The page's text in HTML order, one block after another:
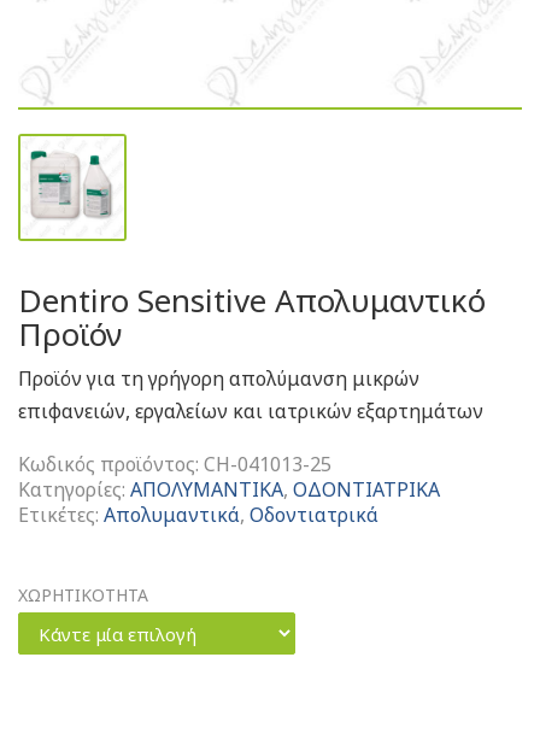
Dentiro Sensitive Απολυμαντικό
Προϊόν
Προϊόν για τη γρήγορη απολύμανση μικρών
επιφανειών, εργαλείων και ιατρικών εξαρτημάτων
Κωδικός προϊόντος: CH-041013-25
Κατηγορίες: ΑΠΟΛΥΜΑΝΤΙΚΑ, ΟΔΟΝΤΙΑΤΡΙΚΑ
Ετικέτες: Απολυμαντικά, Οδοντιατρικά
ΧΩΡΗΤΙΚΟΤΗΤΑ
Κάντε μία επιλογή